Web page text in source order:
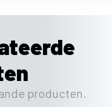
producten.